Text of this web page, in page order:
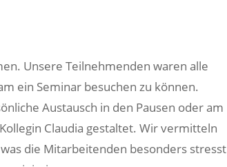
Unsere Teilnehmenden waren alle
ein Seminar besuchen zu können.
Austausch in den Pausen oder am
Claudia gestaltet. Wir vermitteln
die Mitarbeitenden besonders stresst